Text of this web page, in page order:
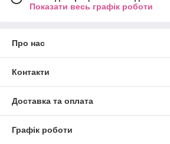
Показати весь графік роботи
Про нас
Контакти
Доставка та оплата
Графік роботи